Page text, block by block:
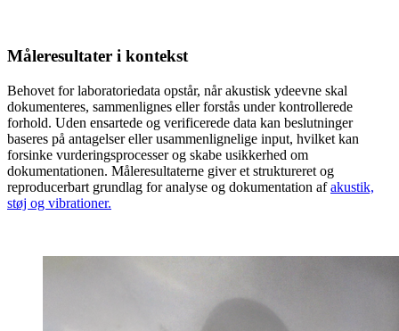
Måleresultater i kontekst
Behovet for laboratoriedata opstår, når akustisk ydeevne skal
dokumenteres, sammenlignes eller forstås under kontrollerede
forhold. Uden ensartede og verificerede data kan beslutninger
baseres på antagelser eller usammenlignelige input, hvilket kan
forsinke vurderingsprocesser og skabe usikkerhed om
dokumentationen. Måleresultaterne giver et struktureret og
reproducerbart grundlag for analyse og dokumentation afakustik,
støj og vibrationer.